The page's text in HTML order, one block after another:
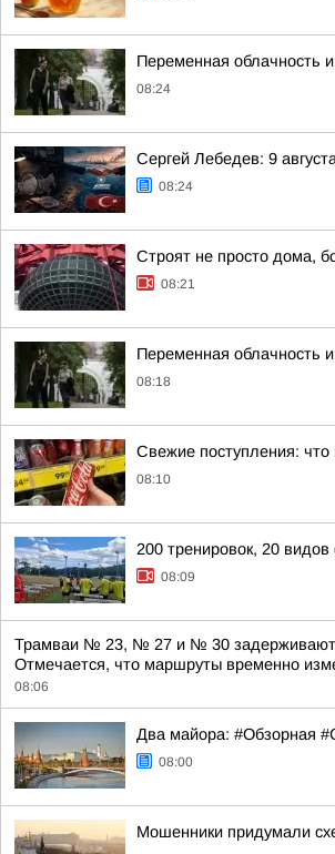
Переменная облачность
08:24
Сергей Лебедев: 9
08:24
Строят не просто дома,
08:21
Переменная облачность
08:18
Свежие поступления: что
08:10
200 тренировок, 20
08:09
Трамваи № 23, № 27 и № 30
Отмечается, что маршруты временно
08:06
Два майора: #Обзорная
08:00
Мошенники придумали